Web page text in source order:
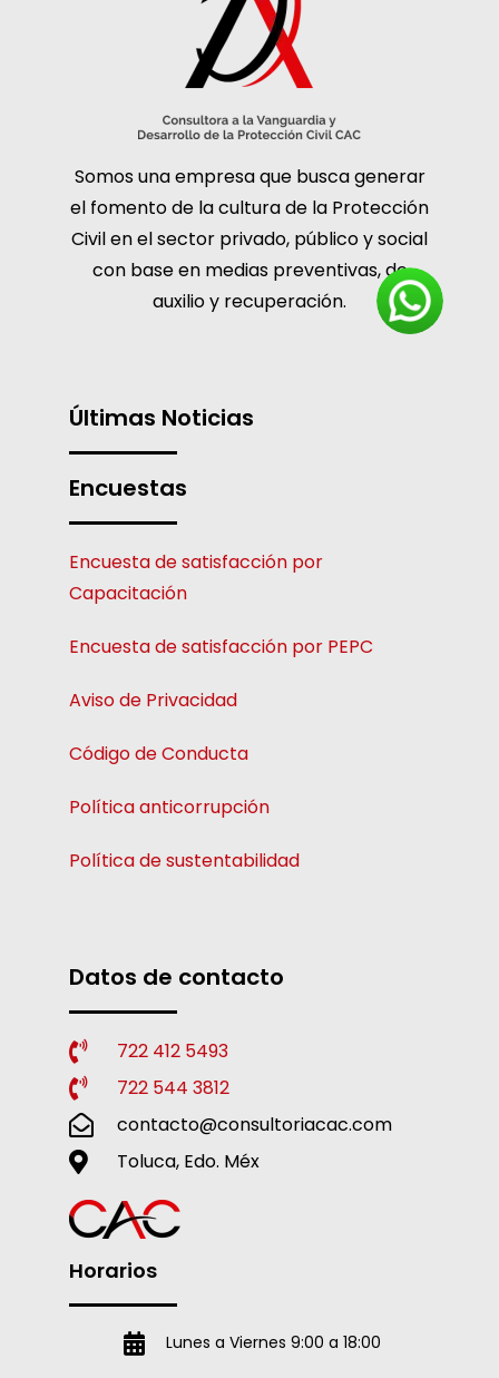
Somos una empresa que busca generar
el fomento de la cultura de la Protección
Civil en el sector privado, público y social
con base en medias preventivas, de
auxilio y recuperación.
Últimas Noticias
Encuestas
Encuesta de satisfacción por
Capacitación
Encuesta de satisfacción por PEPC
Aviso de Privacidad
Código de Conducta
Política anticorrupción
Política de sustentabilidad
Datos de contacto
722 412 5493
722 544 3812
contacto@consultoriacac.com
Toluca, Edo. Méx
Horarios
Lunes a Viernes 9:00 a 18:00